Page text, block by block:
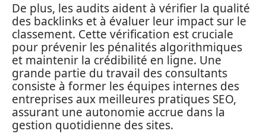
De plus, les audits aident à vérifier la qualité
des backlinks et à évaluer leur impact sur le
classement. Cette vérification est cruciale
pour prévenir les pénalités algorithmiques
et maintenir la crédibilité en ligne. Une
grande partie du travail des consultants
consiste à former les équipes internes des
entreprises aux meilleures pratiques SEO,
assurant une autonomie accrue dans la
gestion quotidienne des sites.